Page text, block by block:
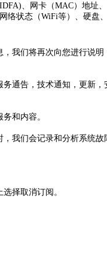
、网卡（MAC）地址
络状态（WiFi等）、硬盘
我们将再次向您进行说明
通告，技术通知，更新，
和内容。
我们会记录和分析系统故
择取消订阅。